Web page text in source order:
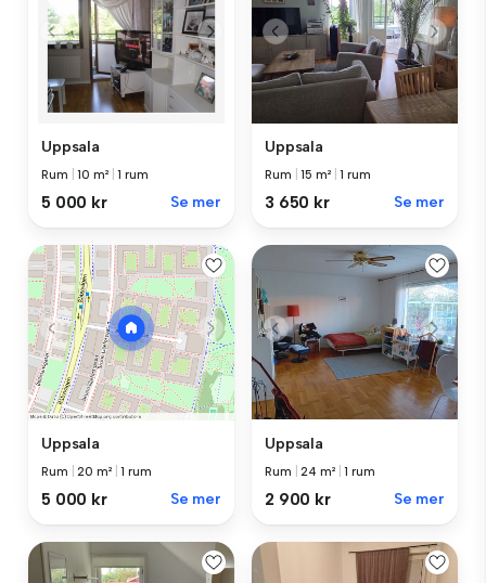
Uppsala
Rum |10 m² |1 rum
5 000 kr Se mer
Uppsala
Rum |15 m² |1 rum
3 650 kr Se mer
Uppsala
Rum |20 m² |1 rum
5 000 kr Se mer
Uppsala
Rum 24 m² |1 rum
2 900 kr Se mer